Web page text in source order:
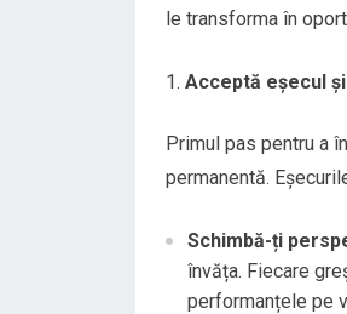
le transforma în
Acceptă eșecul
Primul pas pentru a
permanentă.
Schimbă-ți
învăța. Fiecare
performanțele pe